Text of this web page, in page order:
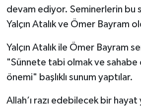
devam ediyor. Seminerlerin bu
Yalçın Atalık ve Ömer Bayram
Yalçın Atalık ile Ömer Bayram
"Sünnete tabi olmak ve sahabe
önemi" başlıklı sunum yaptılar.
Allah’ı razı edebilecek bir hayat